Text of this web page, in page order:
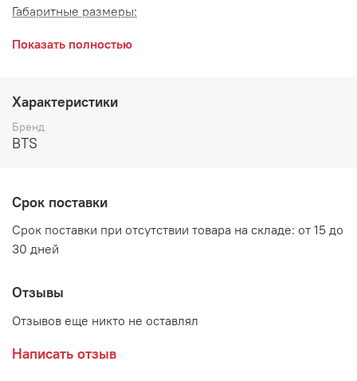
Габаритные размеры:
длина 802 мм
высота 790 мм
Цвет:Дуб Каньон/Белый глянец
Производитель:
Мебельная фабрика BTS
Показать полностью
Характеристики
Бренд
BTS
Срок поставки
Срок поставки при отсутствии товара на складе: от 15 до
30 дней
Отзывы
Отзывов еще никто не оставлял
Написать отзыв